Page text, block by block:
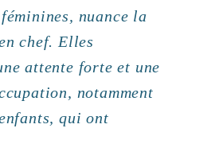
nuance la
chef. Elles
attente forte et une
notamment
qui ont